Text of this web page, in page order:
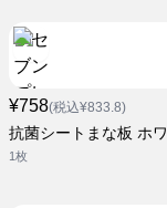
¥758(税込¥833.8)
抗菌シートまな板 ホ
1枚